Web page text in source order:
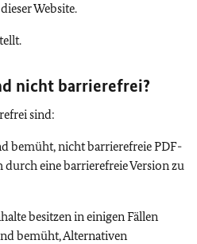
Website.
nicht barrierefrei?
sind:
bemüht, nicht barrierefreie PDF-
eine barrierefreie Version zu
besitzen in einigen Fällen
bemüht, Alternativen